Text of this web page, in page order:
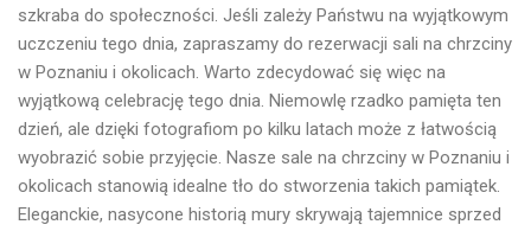
szkraba do społeczności. Jeśli zależy Państwu na wyjątkowym
uczczeniu tego dnia, zapraszamy do rezerwacji sali na chrzciny
w Poznaniu i okolicach. Warto zdecydować się więc na
wyjątkową celebrację tego dnia. Niemowlę rzadko pamięta ten
dzień, ale dzięki fotografiom po kilku latach może z łatwością
wyobrazić sobie przyjęcie. Nasze sale na chrzciny w Poznaniu i
okolicach stanowią idealne tło do stworzenia takich pamiątek.
Eleganckie, nasycone historią mury skrywają tajemnice sprzed